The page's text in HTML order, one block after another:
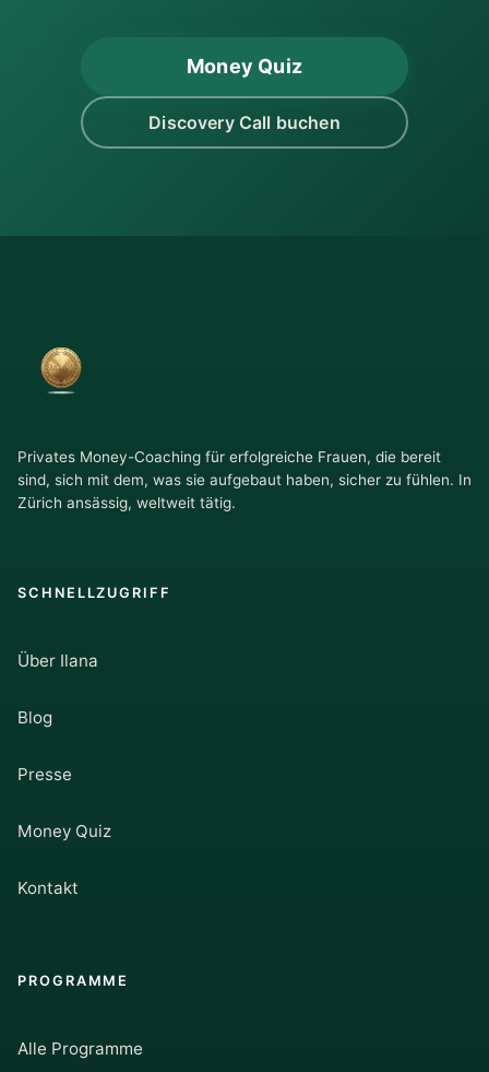
Money Quiz
Discovery Call buchen
Privates Money-Coaching für erfolgreiche Frauen, die bereit
sind, sich mit dem, was sie aufgebaut haben, sicher zu fühlen. In
Zürich ansässig, weltweit tätig.
SCHNELLZUGRIFF
Über Ilana
Blog
Presse
Money Quiz
Kontakt
PROGRAMME
Alle Programme